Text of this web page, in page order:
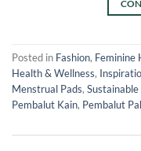
Posted in Fashion, Feminine
Health & Wellness,
Menstrual Pads,
Pembalut Kain, Pembalut